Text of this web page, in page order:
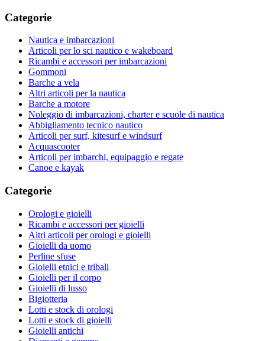
Categorie
Nautica e imbarcazioni
Articoli per lo sci nautico e wakeboard
Ricambi e accessori per imbarcazioni
Gommoni
Barche a vela
Altri articoli per la nautica
Barche a motore
Noleggio di imbarcazioni, charter e scuole di nautica
Abbigliamento tecnico nautico
Articoli per surf, kitesurf e windsurf
Acquascooter
Articoli per imbarchi, equipaggio e regate
Canoe e kayak
Categorie
Orologi e gioielli
Ricambi e accessori per gioielli
Altri articoli per orologi e gioielli
Gioielli da uomo
Perline sfuse
Gioielli etnici e tribali
Gioielli per il corpo
Gioielli di lusso
Bigiotteria
Lotti e stock di orologi
Lotti e stock di gioielli
Gioielli antichi